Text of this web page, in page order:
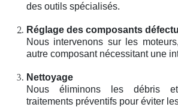
des outils spécialisés.
Réglage des composants
Nous intervenons sur les
autre composant nécessitant une
Nettoyage
Nous éliminons les débris
traitements préventifs pour éviter